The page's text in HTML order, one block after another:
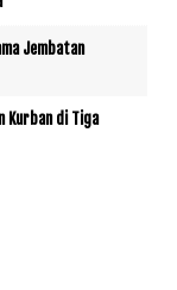
Jembatan
Kurban di Tiga